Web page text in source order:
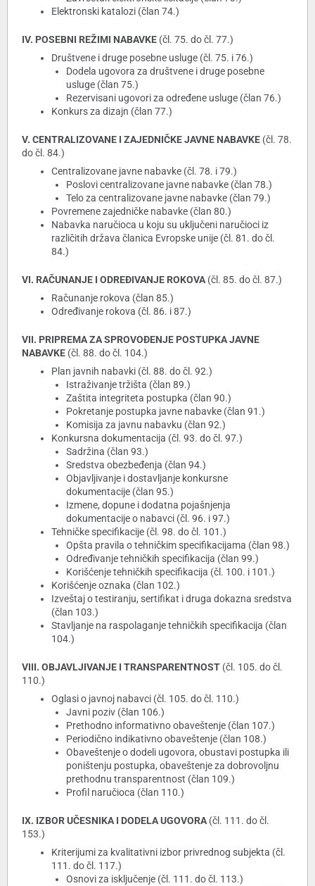
Elektronski katalozi (član 74.)
IV. POSEBNI REŽIMI NABAVKE (čl. 75. do čl. 77.)
Društvene i druge posebne usluge (čl. 75. i 76.)
Dodela ugovora za društvene i druge posebne
usluge (član 75.)
Rezervisani ugovori za određene usluge (član 76.)
Konkurs za dizajn (član 77.)
V. CENTRALIZOVANE I ZAJEDNIČKE JAVNE NABAVKE (čl. 78.
do čl. 84.)
Centralizovane javne nabavke (čl. 78. i 79.)
Poslovi centralizovane javne nabavke (član 78.)
Telo za centralizovane javne nabavke (član 79.)
Povremene zajedničke nabavke (član 80.)
Nabavka naručioca u koju su uključeni naručioci iz
različitih država članica Evropske unije (čl. 81. do čl.
84.)
VI. RAČUNANJE I ODREĐIVANJE ROKOVA (čl. 85. do čl. 87.)
Računanje rokova (član 85.)
Određivanje rokova (čl. 86. i 87.)
VII. PRIPREMA ZA SPROVOĐENJE POSTUPKA JAVNE
NABAVKE (čl. 88. do čl. 104.)
Plan javnih nabavki (čl. 88. do čl. 92.)
Istraživanje tržišta (član 89.)
Zaštita integriteta postupka (član 90.)
Pokretanje postupka javne nabavke (član 91.)
Komisija za javnu nabavku (član 92.)
Konkursna dokumentacija (čl. 93. do čl. 97.)
Sadržina (član 93.)
Sredstva obezbeđenja (član 94.)
Objavljivanje i dostavljanje konkursne
dokumentacije (član 95.)
Izmene, dopune i dodatna pojašnjenja
dokumentacije o nabavci (čl. 96. i 97.)
Tehničke specifikacije (čl. 98. do čl. 101.)
Opšta pravila o tehničkim specifikacijama (član 98.)
Određivanje tehničkih specifikacija (član 99.)
Korišćenje tehničkih specifikacija (čl. 100. i 101.)
Korišćenje oznaka (član 102.)
Izveštaj o testiranju, sertifikat i druga dokazna sredstva
(član 103.)
Stavljanje na raspolaganje tehničkih specifikacija (član
104.)
VIII. OBJAVLJIVANJE I TRANSPARENTNOST (čl. 105. do čl.
110.)
Oglasi o javnoj nabavci (čl. 105. do čl. 110.)
Javni poziv (član 106.)
Prethodno informativno obaveštenje (član 107.)
Periodično indikativno obaveštenje (član 108.)
Obaveštenje o dodeli ugovora, obustavi postupka ili
poništenju postupka, obaveštenje za dobrovoljnu
prethodnu transparentnost (član 109.)
Profil naručioca (član 110.)
IX. IZBOR UČESNIKA I DODELA UGOVORA (čl. 111. do čl.
153.)
Kriterijumi za kvalitativni izbor privrednog subjekta (čl.
111. do čl. 117.)
Osnovi za isključenje (čl. 111. do čl. 113.)